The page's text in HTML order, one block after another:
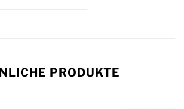
PRODUKTE